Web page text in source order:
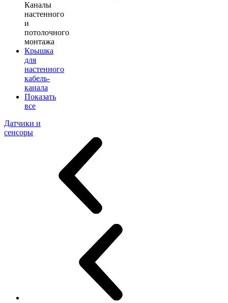
Каналы
настенного
и
потолочного
монтажа
Крышка
для
настенного
кабель-
канала
Показать
все
Датчики и
сенсоры